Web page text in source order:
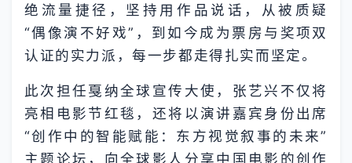
绝流量捷径，坚持用作品说话，从被质疑
“偶像演不好戏”，到如今成为票房与奖项双
认证的实力派，每一步都走得扎实而坚定。
此次担任戛纳全球宣传大使，张艺兴不仅将
亮相电影节红毯，还将以演讲嘉宾身份出席
“创作中的智能赋能：东方视觉叙事的未来”
主题论坛，向全球影人分享中国电影的创作